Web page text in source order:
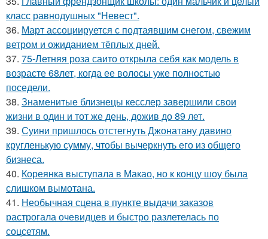
класс равнодушных "Невест".
36. Март ассоциируется с подтаявшим снегом, свежим
ветром и ожиданием тёплых дней.
37. 75-Летняя роза саито открыла себя как модель в
возрасте 68лет, когда ее волосы уже полностью
поседели.
38. Знаменитые близнецы кесслер завершили свои
жизни в один и тот же день, дожив до 89 лет.
39. Суини пришлось отстегнуть Джонатану давино
кругленькую сумму, чтобы вычеркнуть его из общего
бизнеса.
40. Кореянка выступала в Макао, но к концу шоу была
слишком вымотана.
41. Необычная сцена в пункте выдачи заказов
растрогала очевидцев и быстро разлетелась по
соцсетям.